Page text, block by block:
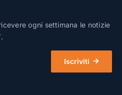
ogni settimana le notizie
Iscriviti